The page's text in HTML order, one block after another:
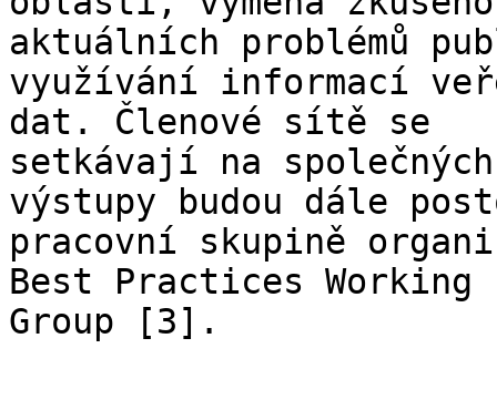
aktuálních problémů
využívání informací
dat. Členové sítě se
setkávají na
výstupy budou dále
pracovní skupině
Best Practices Working
Group [3].